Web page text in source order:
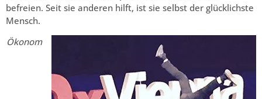
befreien. Seit sie anderen hilft, ist sie selbst der glücklichste
Mensch.
Ökonom